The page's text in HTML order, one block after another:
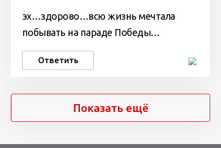
эх…здорово…всю жизнь мечтала
побывать на параде Победы…
Ответить
Показать ещё